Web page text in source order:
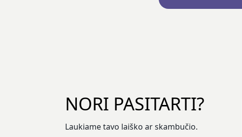
NORI PASITARTI?
Laukiame tavo laiško ar skambučio.